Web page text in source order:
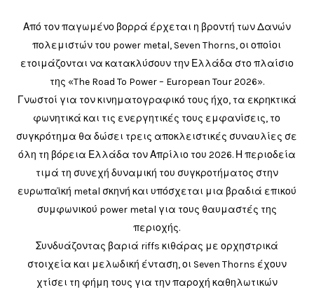
Από τον παγωμένο βορρά έρχεται η βροντή των Δανών
πολεμιστών του power metal, Seven Thorns, οι οποίοι
ετοιμάζονται να κατακλύσουν την Ελλάδα στο πλαίσιο
της «The Road To Power – European Tour 2026».
Γνωστοί για τον κινηματογραφικό τους ήχο, τα εκρηκτικά
φωνητικά και τις ενεργητικές τους εμφανίσεις, το
συγκρότημα θα δώσει τρεις αποκλειστικές συναυλίες σε
όλη τη βόρεια Ελλάδα τον Απρίλιο του 2026. Η περιοδεία
τιμά τη συνεχή δυναμική του συγκροτήματος στην
ευρωπαϊκή metal σκηνή και υπόσχεται μια βραδιά επικού
συμφωνικού power metal για τους θαυμαστές της
περιοχής.
Συνδυάζοντας βαριά riffs κιθάρας με ορχηστρικά
στοιχεία και μελωδική ένταση, οι Seven Thorns έχουν
χτίσει τη φήμη τους για την παροχή καθηλωτικών